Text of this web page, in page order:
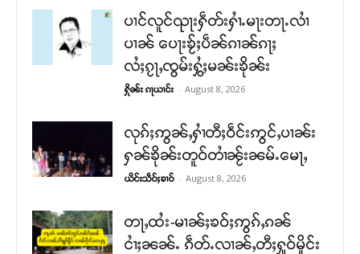
ပၢင်လူင်ၺႃးႁဵတ်းႁၢႆႉမႃးတႃႉလၢႆ
ပၢၼ် ​​ပေႃးၶႂ်ႈပဵၼ်ၵၢၼ်ၵႃႈ
လႆႈၵႂႃႇၸွမ်းႁွႆႈမၼ်းၶိုၼ်း
ႁိုၼ်း ၵႃယၢင်း - August 8, 2026
လုၵ်ႈဢွၼ်ႇႁၢႆတီႈဝဵင်းဢွင်ႇပၢၼ်း
ႁၼ်ၶိုၼ်းတူဝ်တၢႆၼႂ်းၼမ်ႉမေႃႇ
ယိင်းသဵဝ်ႈၶၢဝ် - August 8, 2026
တႃႇထႆး-မၢၼ်ႈၶဝ်ႈဢွၵ်ႇၵၼ်
ငၢႆႈၼၼ်ႉ ၵဵတ်ႉလၢၼ်ႇတီႈႁူဝ်မိူင်း